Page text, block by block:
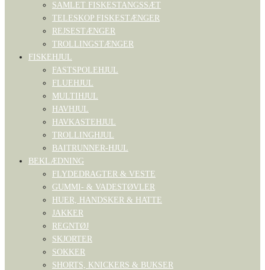
SAMLET FISKESTANGSSÆT
TELESKOP FISKESTÆNGER
REJSESTÆNGER
TROLLINGSTÆNGER
FISKEHJUL
FASTSPOLEHJUL
FLUEHJUL
MULTIHJUL
HAVHJUL
HAVKASTEHJUL
TROLLINGHJUL
BAITRUNNER-HJUL
BEKLÆDNING
FLYDEDRAGTER & VESTE
GUMMI- & VADESTØVLER
HUER, HANDSKER & HATTE
JAKKER
REGNTØJ
SKJORTER
SOKKER
SHORTS, KNICKERS & BUKSER